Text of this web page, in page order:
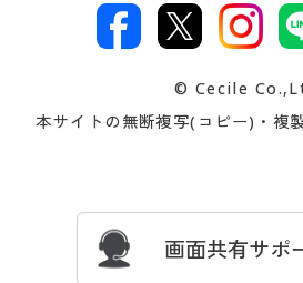
著作権・商標について 会社
プレゼント＆キャンペーン サイ
交換・返品は お支
ついて
忘れ
© Cecile
本サイトの無断複写(コピー)・複
画面共有サポ